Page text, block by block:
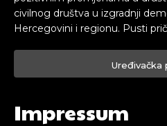
civilnog društva u izgradnji
Hercegovini i regionu. Pusti
Uređivačka
Impressum